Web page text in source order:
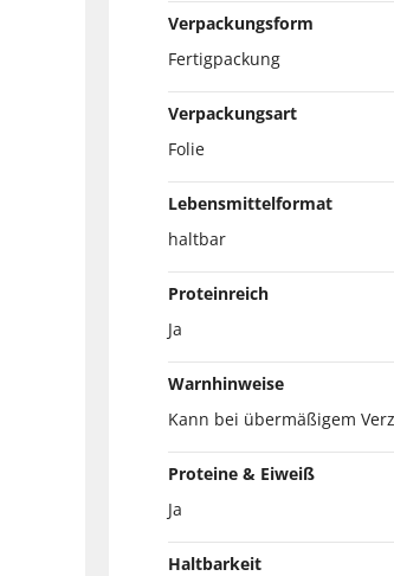
Verpackungsform
Fertigpackung
Verpackungsart
Folie
Lebensmittelformat
haltbar
Proteinreich
Ja
Warnhinweise
Kann bei übermäßigem
Proteine & Eiweiß
Ja
Haltbarkeit